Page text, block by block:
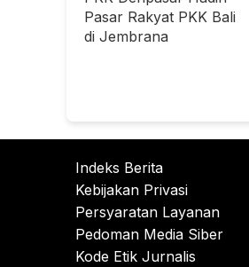
Pasar Rakyat PKK Bali
di Jembrana
Indeks Berita
Kebijakan Privasi
Persyaratan Layanan
Pedoman Media Siber
Kode Etik Jurnalis